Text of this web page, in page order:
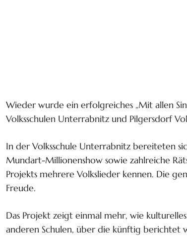
Wieder wurde ein erfolgreiches „Mit allen
Volksschulen Unterrabnitz und Pilgersdorf
In der Volksschule Unterrabnitz bereiteten
Mundart-Millionenshow sowie zahlreiche
Projekts mehrere Volkslieder kennen. Die
Freude.
Das Projekt zeigt einmal mehr, wie
anderen Schulen, über die künftig berichtet